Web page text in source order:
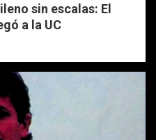
sin escalas: El
a la UC